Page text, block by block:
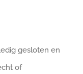
gesloten en
of